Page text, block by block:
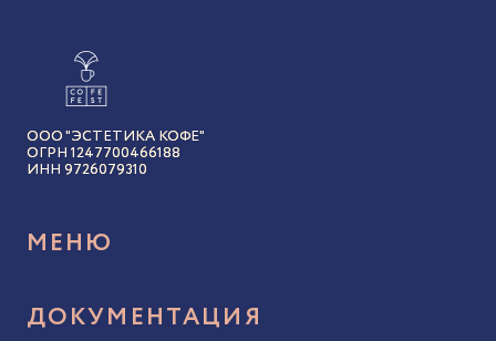
ООО "ЭСТЕТИКА КОФЕ"
ОГРН 1247700466188
ИНН 9726079310
МЕНЮ
Авторский кофе
ДОКУМЕНТАЦИЯ